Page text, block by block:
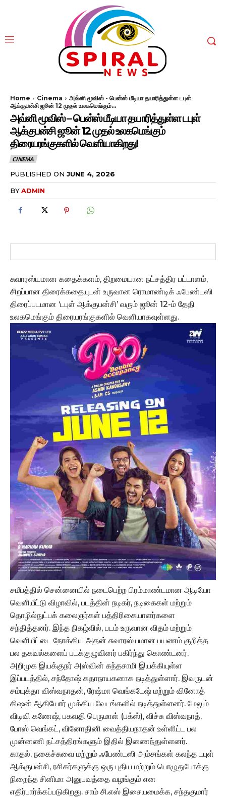
Home Cinema
அவ்னி மூவிஸ் - பென்ஸ் மீடியா தயாரித்துள்ள டபுள்
ஆக்குபன்சி ஜூன் 12 முதல் உலகமெங்கும்...
அவ்னி மூவிஸ் – பென்ஸ் மீடியா தயாரித்துள்ள டபுள்
ஆக்குபன்சி ஜூன் 12 முதல் உலகமெங்கும்
திரையரங்குகளில் வெளியாகிறது!
CINEMA
PUBLISHED ON JUNE 4, 2026
BYADMIN
சுவாரஸ்யமான கதைக்களம், திறமையான நட்சத்திர பட்டாளம்,
சிறப்பான திரைக்கதையுடன் உருவான ரொமாண்டிக் ஃபேண்டஸி
திரைப்படமான ‘டபுள் ஆக்குபன்சி’ வரும் ஜூன் 12-ம் தேதி
உலகமெங்கும் திரையரங்குகளில் வெளியாகவுள்ளது.
சமீபத்தில் சென்னையில் நடைபெற்ற பிரம்மாண்டமான ஆடியோ
வெளியீட்டு விழாவில், படத்தின் நடிகர், நடிகைகள் மற்றும்
தொழில்நுட்பக் கலைஞர்கள் பத்திரிகையாளர்களை
சந்தித்தனர். இந்த நிகழ்வில், படம் உருவான விதம் மற்றும்
வெளியீட்டை நோக்கிய அதன் சுவாரஸ்யமான பயணம் குறித்த
பல தகவல்களைப் படக்குழுவினர் பகிர்ந்து கொண்டனர்.
அறிமுக இயக்குநர் அஸ்வின் கந்தசாமி இயக்கியுள்ள
இப்படத்தில், சந்தோஷ் கதாநாயகனாக நடித்துள்ளார். இவருடன்
சம்யுக்தா விஸ்வநாதன், ரேஷ்மா வெங்கடேஷ் மற்றும் வினோத்
கிஷன் ஆகியோர் முக்கிய வேடங்களில் நடித்துள்ளனர். மேலும்
விடிவி கணேஷ், பகவதி பெருமாள் (பக்ஸ்), விச்சு விஸ்வநாத்,
போஸ் வெங்கட், வினோதினி வைத்தியநாதன் உள்ளிட்ட பல
முன்னணி நட்சத்திரங்களும் இதில் இணைந்துள்ளனர்.
காதல், நகைச்சுவை மற்றும் ஃபேண்டஸி அம்சங்கள் கலந்த டபுள்
ஆக்குபன்சி, ரசிகர்களுக்கு ஒரு புதிய மற்றும் பொழுதுபோக்கு
நிறைந்த சினிமா அனுபவத்தை வழங்கும் என
எதிர்பார்க்கப்படுகிறது. சாம் சி.எஸ் இசையமைக்க, சந்தகுமார்